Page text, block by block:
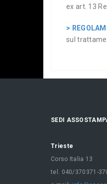
ex art. 13
>
sul
SEDI
Trieste
Corso Italia 13
tel. 040/370371-